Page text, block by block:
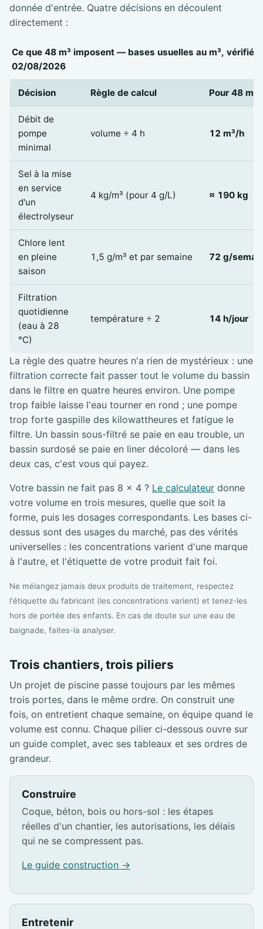
donnée d'entrée. Quatre décisions en découlent
directement :
Ce que 48 m³ imposent — bases usuelles au m³,
02/08/2026
Décision Règle de calcul Pour 48 m³
Débit de
pompe
minimal
volume ÷ 4 h 12 m³/h
Sel à la mise
en service
d'un
électrolyseur
4 kg/m³ (pour 4 g/L) ≈ 190 kg
Chlore lent
en pleine
saison
1,5 g/m³ et par semaine 72 g/
Filtration
quotidienne
(eau à 28
°C)
température ÷ 2 14 h/jour
La règle des quatre heures n'a rien de mystérieux : une
filtration correcte fait passer tout le volume du bassin
dans le filtre en quatre heures environ. Une pompe
trop faible laisse l'eau tourner en rond ; une pompe
trop forte gaspille des kilowattheures et fatigue le
filtre. Un bassin sous-filtré se paie en eau trouble, un
bassin surdosé se paie en liner décoloré — dans les
deux cas, c'est vous qui payez.
Votre bassin ne fait pas 8 × 4 ? Le calculateur donne
votre volume en trois mesures, quelle que soit la
forme, puis les dosages correspondants. Les bases ci-
dessus sont des usages du marché, pas des vérités
universelles : les concentrations varient d'une marque
à l'autre, et l'étiquette de votre produit fait foi.
Ne mélangez jamais deux produits de traitement, respectez
l'étiquette du fabricant (les concentrations varient) et tenez-les
hors de portée des enfants. En cas de doute sur une eau de
baignade, faites-la analyser.
Trois chantiers, trois piliers
Un projet de piscine passe toujours par les mêmes
trois portes, dans le même ordre. On construit une
fois, on entretient chaque semaine, on équipe quand le
volume est connu. Chaque pilier ci-dessous ouvre sur
un guide complet, avec ses tableaux et ses ordres de
grandeur.
Construire
Coque, béton, bois ou hors-sol : les étapes
réelles d'un chantier, les autorisations, les délais
qui ne se compressent pas.
Le guide construction →
Entretenir